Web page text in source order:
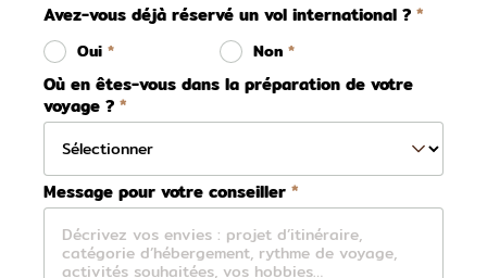
Avez-vous déjà réservé un vol international ?
Oui Non
Où en êtes-vous dans la préparation de votre
voyage ?
Message pour votre conseiller